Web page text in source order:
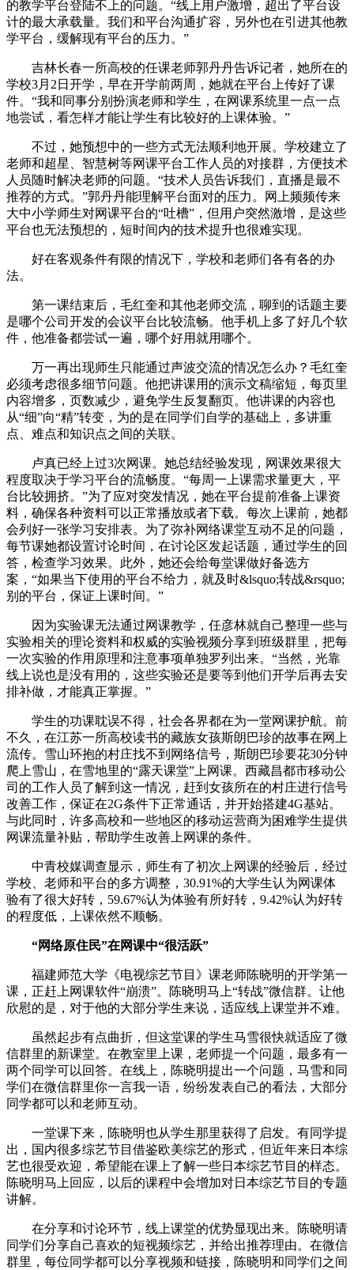
的教学平台登陆不上的问题。“线上用户激增，超出了平台设
计的最大承载量。我们和平台沟通扩容，另外也在引进其他教
学平台，缓解现有平台的压力。”
吉林长春一所高校的任课老师郭丹丹告诉记者，她所在的
学校3月2日开学，早在开学前两周，她就在平台上传好了课
件。“我和同事分别扮演老师和学生，在网课系统里一点一点
地尝试，看怎样才能让学生有比较好的上课体验。”
不过，她预想中的一些方式无法顺利地开展。学校建立了
老师和超星、智慧树等网课平台工作人员的对接群，方便技术
人员随时解决老师的问题。“技术人员告诉我们，直播是最不
推荐的方式。”郭丹丹能理解平台面对的压力。网上频频传来
大中小学师生对网课平台的“吐槽”，但用户突然激增，是这些
平台也无法预想的，短时间内的技术提升也很难实现。
好在客观条件有限的情况下，学校和老师们各有各的办
法。
第一课结束后，毛红奎和其他老师交流，聊到的话题主要
是哪个公司开发的会议平台比较流畅。他手机上多了好几个软
件，他准备都尝试一遍，哪个好用就用哪个。
万一再出现师生只能通过声波交流的情况怎么办？毛红奎
必须考虑很多细节问题。他把讲课用的演示文稿缩短，每页里
内容增多，页数减少，避免学生反复翻页。他讲课的内容也
从“细”向“精”转变，为的是在同学们自学的基础上，多讲重
点、难点和知识点之间的关联。
卢真已经上过3次网课。她总结经验发现，网课效果很大
程度取决于学习平台的流畅度。“每周一上课需求量更大，平
台比较拥挤。”为了应对突发情况，她在平台提前准备上课资
料，确保各种资料可以正常播放或者下载。每次上课前，她都
会列好一张学习安排表。为了弥补网络课堂互动不足的问题，
每节课她都设置讨论时间，在讨论区发起话题，通过学生的回
答，检查学习效果。此外，她还会给每堂课做好备选方
案，“如果当下使用的平台不给力，就及时&lsquo;转战&rsquo;
别的平台，保证上课时间。”
因为实验课无法通过网课教学，任彦林就自己整理一些与
实验相关的理论资料和权威的实验视频分享到班级群里，把每
一次实验的作用原理和注意事项单独罗列出来。“当然，光靠
线上说也是没有用的，这些实验还是要等到他们开学后再去安
排补做，才能真正掌握。”
学生的功课耽误不得，社会各界都在为一堂网课护航。前
不久，在江苏一所高校读书的藏族女孩斯朗巴珍的故事在网上
流传。雪山环抱的村庄找不到网络信号，斯朗巴珍要花30分钟
爬上雪山，在雪地里的“露天课堂”上网课。西藏昌都市移动公
司的工作人员了解到这一情况，赶到女孩所在的村庄进行信号
改善工作，保证在2G条件下正常通话，并开始搭建4G基站。
与此同时，许多高校和一些地区的移动运营商为困难学生提供
网课流量补贴，帮助学生改善上网课的条件。
中青校媒调查显示，师生有了初次上网课的经验后，经过
学校、老师和平台的多方调整，30.91%的大学生认为网课体
验有了很大好转，59.67%认为体验有所好转，9.42%认为好转
的程度低，上课依然不顺畅。
“网络原住民”在网课中“很活跃”
福建师范大学《电视综艺节目》课老师陈晓明的开学第一
课，正赶上网课软件“崩溃”。陈晓明马上“转战”微信群。让他
欣慰的是，对于他的大部分学生来说，适应线上课堂并不难。
虽然起步有点曲折，但这堂课的学生马雪很快就适应了微
信群里的新课堂。在教室里上课，老师提一个问题，最多有一
两个同学可以回答。在线上，陈晓明提出一个问题，马雪和同
学们在微信群里你一言我一语，纷纷发表自己的看法，大部分
同学都可以和老师互动。
一堂课下来，陈晓明也从学生那里获得了启发。有同学提
出，国内很多综艺节目借鉴欧美综艺的形式，但近年来日本综
艺也很受欢迎，希望能在课上了解一些日本综艺节目的样态。
陈晓明马上回应，以后的课程中会增加对日本综艺节目的专题
讲解。
在分享和讨论环节，线上课堂的优势显现出来。陈晓明请
同学们分享自己喜欢的短视频综艺，并给出推荐理由。在微信
群里，每位同学都可以分享视频和链接，陈晓明和同学们之间